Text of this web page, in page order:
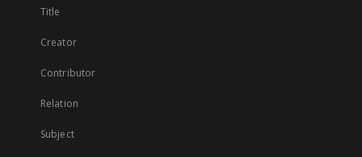
Title
Creator
Contributor
Relation
Subject